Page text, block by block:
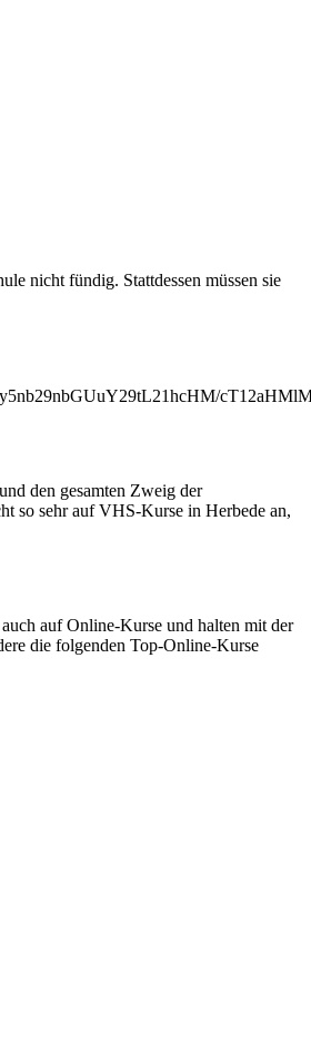
nicht fündig. Stattdessen müssen sie
den gesamten Zweig der
so sehr auf VHS-Kurse in Herbede an,
auf Online-Kurse und halten mit der
die folgenden Top-Online-Kurse